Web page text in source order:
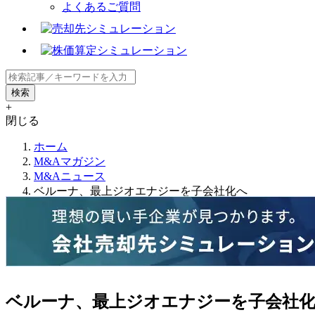
よくあるご質問
+
閉じる
ホーム
M&Aマガジン
M&Aニュース
ベルーナ、最上ジオエナジーを子会社化へ
ベルーナ、最上ジオエナジーを子会社